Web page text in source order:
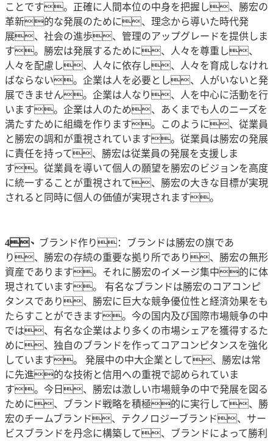
ことです。正確に人間本位の中身を把握し、勝宏の
革新的な発展のために、理念から導いた時代発
展、社会の進歩、管理のアップグレードを提供しま
す。勝宏は発展するために、人々を尊重し、
人々を配慮し、人々に依存し、人々を育成しなけれ
ばならない。企業は人を必要とし、人がいないと発
展できません。企業は人なり、人を中心に活動を行
います。企業は人のため、あくまでも人のニーズを
満たすために組織を作ります。このように、従業員
と勝宏の調和が重視されています。従業員は勝宏の発展
に責任を持って、勝宏は従業員の発展を支援しま
す。従業員を導いて個人の願望を勝宏のビジョンを高度
に統一することが重視されて、勝宏の大きな目標が実現
されると同時に個人の価値が実現されます。
4、 ブランド作り：ブランドは勝宏の旗であ
り、勝宏の存続の重要な拠り所であり、勝宏の無形
資産であります。それに勝宏のイメージ集中的に体
現されています。 有名なブランドは勝宏のコアコンピ
タンスであり、勝宏に巨大な競争優位性と経済効果をも
たらすことができます。今の国内及び国際市場競争の中
では、有名な企業はより多くの市場シェアを獲得するた
めに、独自のブランドを作ってコアコンピタンスを強化
しています。 発展中の中大企業として、勝宏は常
に先進的な技術と信用への重視で認められていま
す。今日、勝宏は激しい市場競争の中で発展を図る
ために、ブランド戦略を積極的に実行して、勝
宏のチームブランド、テクノロジーブランド、サー
ビスブランドを丹念に構築して、ブランドによって勝利